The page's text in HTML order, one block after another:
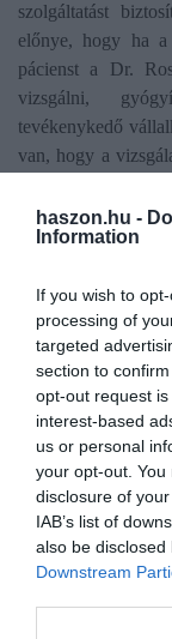
haszon.hu -
Information
If you wish to
processing of
targeted
section to
opt-out request
interest-based
us or personal
your opt-out.
disclosure of
IAB’s list of
also be
Downstream
szolgáltatást
előnye, hogy ha
pácienst a Dr.
vizsgálni,
tevékenykedő
van, hogy a
„Ezeket a
Magyarországon,
munkavállalók
ellátást. A
erre odafigyelni,
problémákat is
szerint életet
egyre inkább
eszköze a magas
szinten igyekeznek
gyakran
dolgozó
aztán